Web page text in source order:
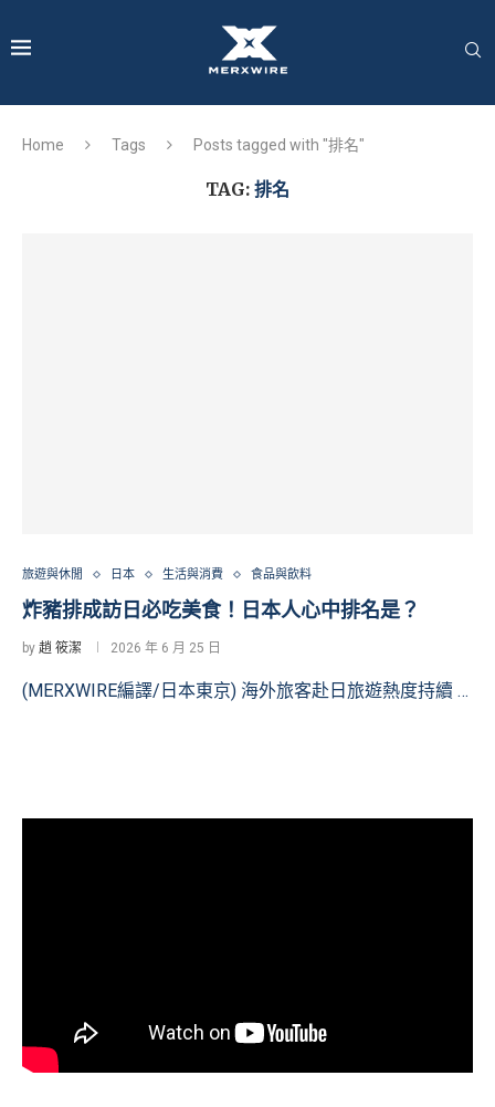
Home Tags Posts tagged with "排名"
TAG: 排名
旅遊與休閒 日本 生活與消費 食品與飲料
炸豬排成訪日必吃美食！日本人心中排名是？
by 趙 筱潔 2026 年 6 月 25 日
(MERXWIRE編譯/日本東京) 海外旅客赴日旅遊熱度持續 …